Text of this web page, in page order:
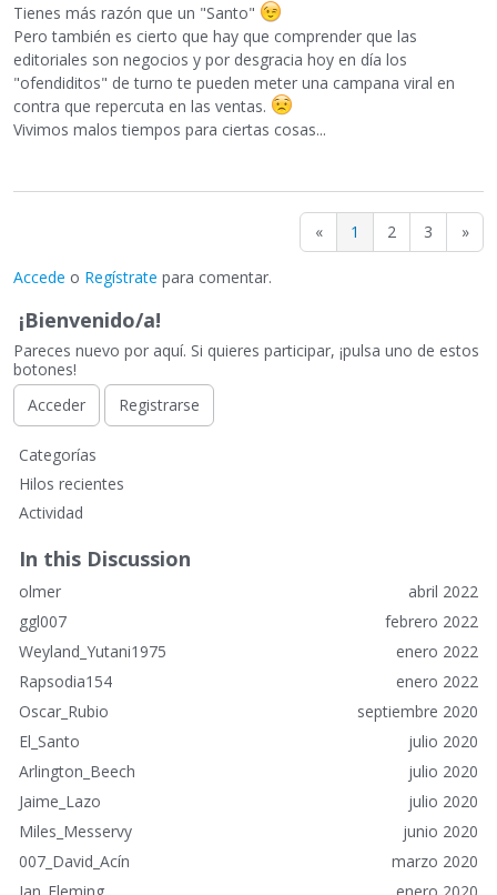
Tienes más razón que un "Santo"
Pero también es cierto que hay que comprender que las
editoriales son negocios y por desgracia hoy en día los
"ofendiditos" de turno te pueden meter una campana viral en
contra que repercuta en las ventas.
Vivimos malos tiempos para ciertas cosas...
« 1 2 3 »
Accede o Regístrate para comentar.
¡Bienvenido/a!
Pareces nuevo por aquí. Si quieres participar, ¡pulsa uno de estos
botones!
Acceder
Registrarse
E
n
a
c
e
s
r
á
p
d
o
s
Categorías
Hilos recientes
Actividad
In this Discussion
abril 2022
olmer
febrero 2022
ggl007
enero 2022
Weyland_Yutani1975
enero 2022
Rapsodia154
septiembre 2020
Oscar_Rubio
julio 2020
El_Santo
julio 2020
Arlington_Beech
julio 2020
Jaime_Lazo
junio 2020
Miles_Messervy
marzo 2020
007_David_Acín
enero 2020
Ian_Fleming